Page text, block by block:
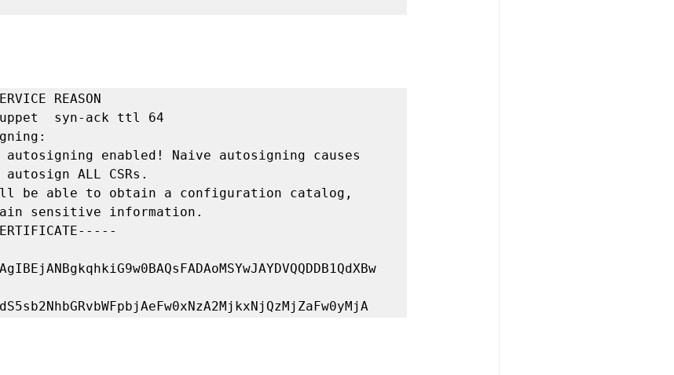
REASON
syn-ack ttl 64
enabled! Naive autosigning causes
ALL CSRs.
be able to obtain a configuration catalog,
sensitive information.